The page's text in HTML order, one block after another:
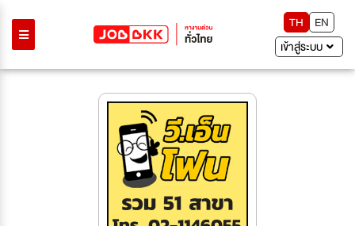
TH
EN
เข้าสู่ระบบ